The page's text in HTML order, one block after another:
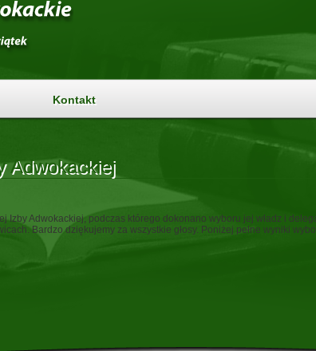
Kontakt
Adwokackiej
Adwokackiej, podczas którego dokonano wyboru jej władz i
Bardzo dziękujemy za wszystkie głosy. Poniżej pełne wyniki